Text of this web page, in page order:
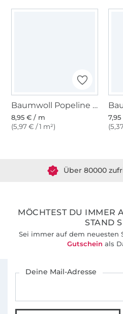
Baumwoll Popeline schwarz
8,95 € / m
(5,97 € / 1 m²)
MÖCHTEST DU IMMER
STAND
Sei immer auf dem neuesten
Gutschein als
Deine Mail-Adresse